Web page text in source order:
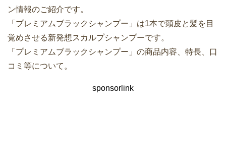
ン情報のご紹介です。
「プレミアムブラックシャンプー」は1本で頭皮と髪を目
覚めさせる新発想スカルプシャンプーです。
「プレミアムブラックシャンプー」の商品内容、特長、口
コミ等について。
sponsorlink